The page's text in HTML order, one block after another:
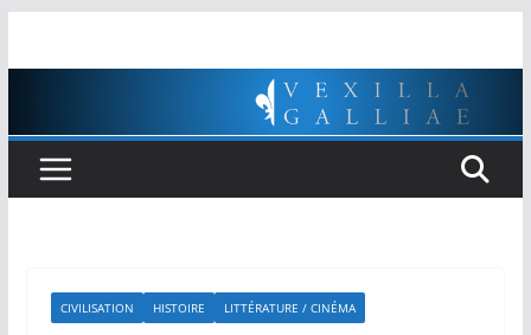
CIVILISATION HISTOIRE LITTÉRATURE / CINÉMA